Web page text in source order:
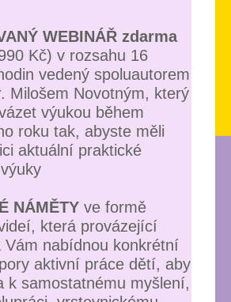
WEBINÁŘ zdarma
Kč) v rozsahu 16
vedený spoluautorem
Milošem Novotným, který
výukou během
roku tak, abyste měli
aktuální praktické
NÁMĚTY ve formě
která provázející
Vám nabídnou konkrétní
aktivní práce dětí, aby
k samostatnému myšlení,